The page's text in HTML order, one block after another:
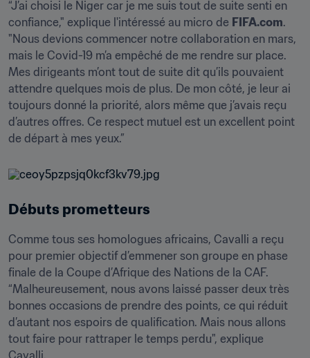
“J’ai choisi le Niger car je me suis tout de suite senti en
confiance," explique l'intéressé au micro de FIFA.com.
"Nous devions commencer notre collaboration en mars,
mais le Covid-19 m’a empêché de me rendre sur place.
Mes dirigeants m’ont tout de suite dit qu’ils pouvaient
attendre quelques mois de plus. De mon côté, je leur ai
toujours donné la priorité, alors même que j’avais reçu
d’autres offres. Ce respect mutuel est un excellent point
de départ à mes yeux.”
Débuts prometteurs
Comme tous ses homologues africains, Cavalli a reçu
pour premier objectif d’emmener son groupe en phase
finale de la Coupe d’Afrique des Nations de la CAF.
“Malheureusement, nous avons laissé passer deux très
bonnes occasions de prendre des points, ce qui réduit
d’autant nos espoirs de qualification. Mais nous allons
tout faire pour rattraper le temps perdu", explique
Cavalli.